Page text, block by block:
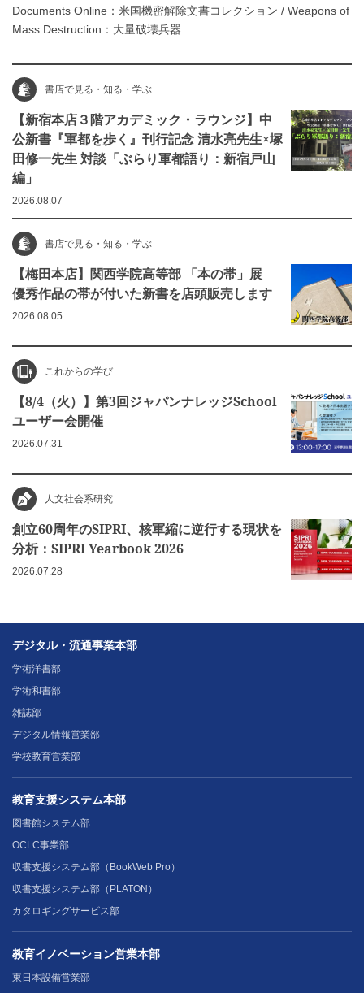
Documents Online：米国機密解除文書コレクション / Weapons of
Mass Destruction：大量破壊兵器
書店で見る・知る・学ぶ
【新宿本店３階アカデミック・ラウンジ】中
公新書『軍都を歩く』刊行記念 清水亮先生×塚
田修一先生 対談「ぶらり軍都語り：新宿戸山
編」
2026.08.07
書店で見る・知る・学ぶ
【梅田本店】関西学院高等部 「本の帯」展
優秀作品の帯が付いた新書を店頭販売します
2026.08.05
これからの学び
【8/4（火）】第3回ジャパンナレッジSchool
ユーザー会開催
2026.07.31
人文社会系研究
創立60周年のSIPRI、核軍縮に逆行する現状を
分析：SIPRI Yearbook 2026
2026.07.28
デジタル・流通事業本部
学術洋書部
学術和書部
雑誌部
デジタル情報営業部
学校教育営業部
教育支援システム本部
図書館システム部
OCLC事業部
収書支援システム部（BookWeb Pro）
収書支援システム部（PLATON）
カタロギングサービス部
教育イノベーション営業本部
東日本設備営業部